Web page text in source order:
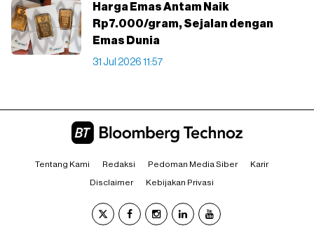
Harga Emas Antam Naik
Rp7.000/gram, Sejalan dengan
Emas Dunia
31 Jul 2026 11:57
Tentang Kami Redaksi Pedoman Media Siber Karir
Disclaimer Kebijakan Privasi